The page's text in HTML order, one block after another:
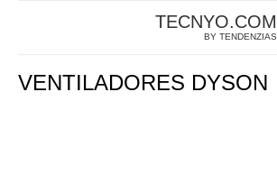
TECNYO.COM
BY TENDENZIAS
VENTILADORES DYSON